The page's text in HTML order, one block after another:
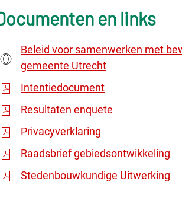
en links
Beleid voor samenwerken met
gemeente Utrecht
Intentiedocument
Resultaten enquete
Privacyverklaring
Raadsbrief gebiedsontwikkeling
Stedenbouwkundige Uitwerking